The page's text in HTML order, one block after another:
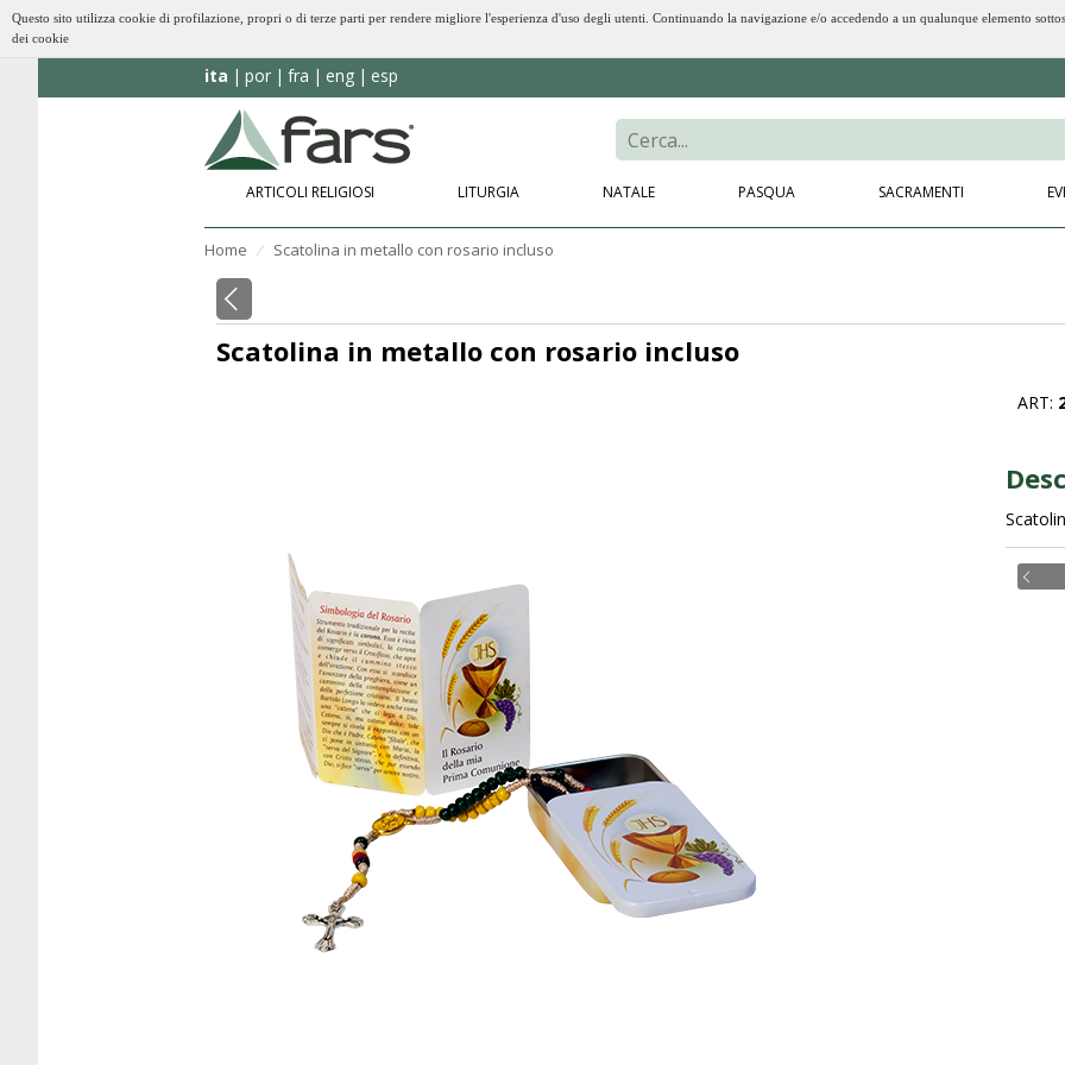
Questo sito utilizza cookie di profilazione, propri o di terze parti per rendere migliore l'esperienza d'uso degli utenti. Continuando la navigazione e/o accedendo a un qualunque elemento
dei cookie
ita por fra eng esp
ARTICOLI RELIGIOSI LITURGIA NATALE PASQUA SACRAMENTI
Home ⁄ Scatolina in metallo con rosario incluso
Scatolina in metallo con rosario incluso
ART: